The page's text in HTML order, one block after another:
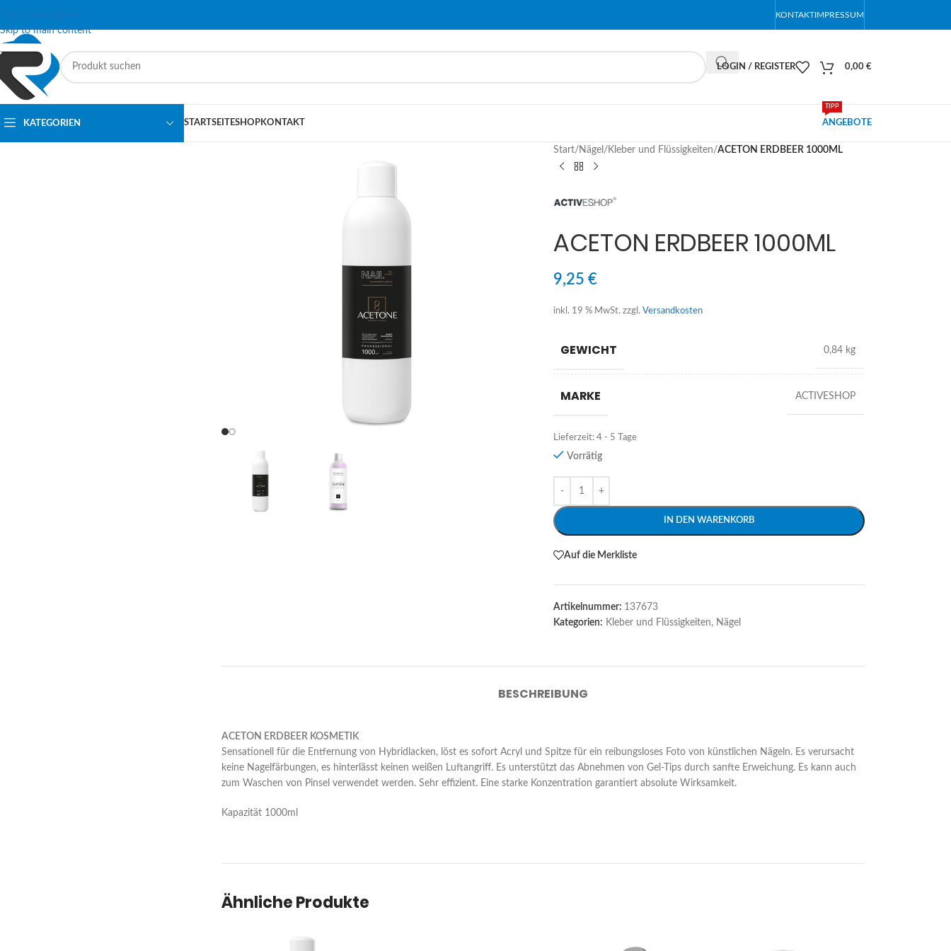
Skip to navigation
Skip to main content
KONTAKTIMPRESSUM
LOGIN / REGISTER 0,00 €
KATEGORIEN STARTSEITESHOPKONTAKT ANGEBOTE
TIPP
Start/ Nägel / Kleber und Flüssigkeiten/ACETON ERDBEER 1000ML
ACETON ERDBEER 1000ML
9,25€
inkl. 19 % MwSt. zzgl. Versandkosten
GEWICHT 0,84 kg
MARKE ACTIVESHOP
Lieferzeit:4 - 5 Tage
Vorrätig
IN DEN WARENKORB
Alternative:
Auf die Merkliste
Artikelnummer: 137673
Kategorien: Kleber und Flüssigkeiten, Nägel
BESCHREIBUNG
ACETON ERDBEER KOSMETIK
Sensationell für die Entfernung von Hybridlacken, löst es sofort Acryl und Spitze für ein reibungsloses Foto von künstlichen Nägeln. Es verursacht
keine Nagelfärbungen, es hinterlässt keinen weißen Luftangriff. Es unterstützt das Abnehmen von Gel-Tips durch sanfte Erweichung. Es kann auch
zum Waschen von Pinsel verwendet werden. Sehr effizient. Eine starke Konzentration garantiert absolute Wirksamkeit.
Kapazität 1000ml
Ähnliche Produkte